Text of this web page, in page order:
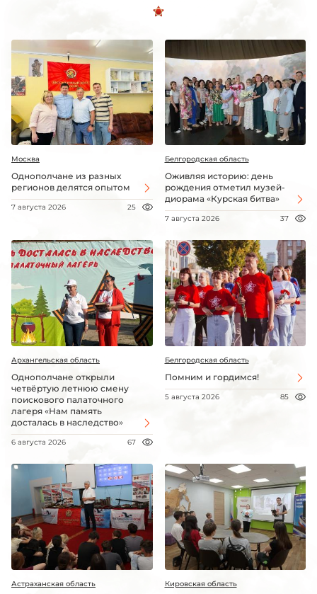
Москва
Однополчане из разных
регионов делятся опытом
7 августа 2026 25
Белгородская область
Оживляя историю: день
рождения отметил музей-
диорама «Курская битва»
7 августа 2026 37
Архангельская область
Однополчане открыли
четвёртую летнюю смену
поискового палаточного
лагеря «Нам память
досталась в наследство»
6 августа 2026 67
Белгородская область
Помним и гордимся!
5 августа 2026 85
Астраханская область Кировская область